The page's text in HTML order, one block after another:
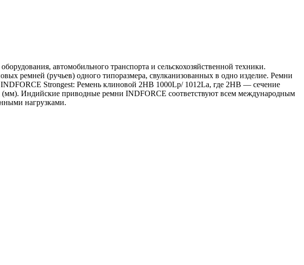
автомобильного транспорта и сельскохозяйственной техники.
ремней (ручьев) одного типоразмера, свулканизованных в одно изделие. Ремни
Strongest: Ремень клиновой 2HB 1000Lp/ 1012La, где 2HB — сечение
Индийские приводные ремни INDFORCE соответствуют всем международным
нагрузками.